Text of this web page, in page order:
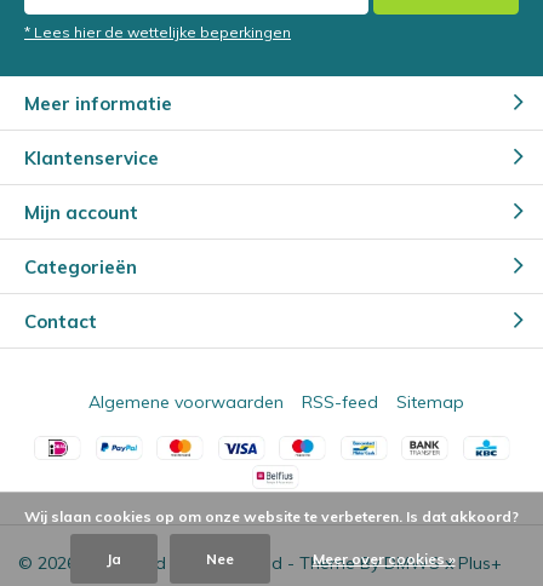
* Lees hier de wettelijke beperkingen
Meer informatie
Klantenservice
Mijn account
Categorieën
Contact
© 2026 - Powered by Lightspeed - Theme ByDMWSxPlus+
Algemene voorwaarden RSS-feed Sitemap
Wij slaan cookies op om onze website te verbeteren. Is dat akkoord?
Ja Nee Meer over cookies »